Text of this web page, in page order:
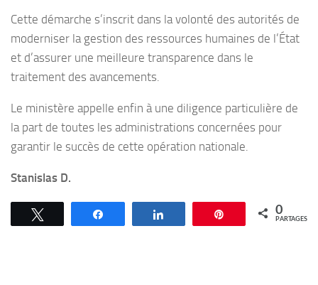
Cette démarche s’inscrit dans la volonté des autorités de
moderniser la gestion des ressources humaines de l’État
et d’assurer une meilleure transparence dans le
traitement des avancements.
Le ministère appelle enfin à une diligence particulière de
la part de toutes les administrations concernées pour
garantir le succès de cette opération nationale.
Stanislas D.
Épingle 0
PARTAGES